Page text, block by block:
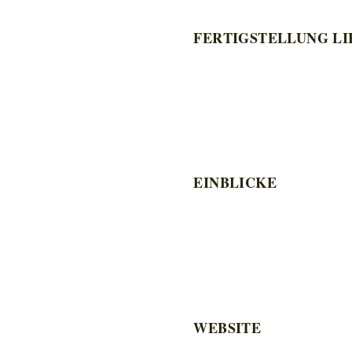
FERTIGSTELLUNG
EINBLICKE
WEBSITE